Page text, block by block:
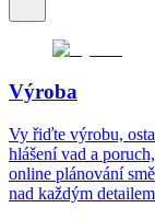
Výroba
Vy řiďte výrobu,
hlášení vad a
online plánování
nad každým